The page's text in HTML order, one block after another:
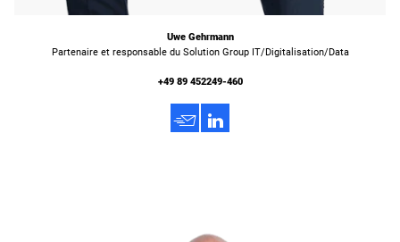
Uwe Gehrmann
Partenaire et responsable du Solution Group IT/Digitalisation/Data
+49 89 452249-460
h 3